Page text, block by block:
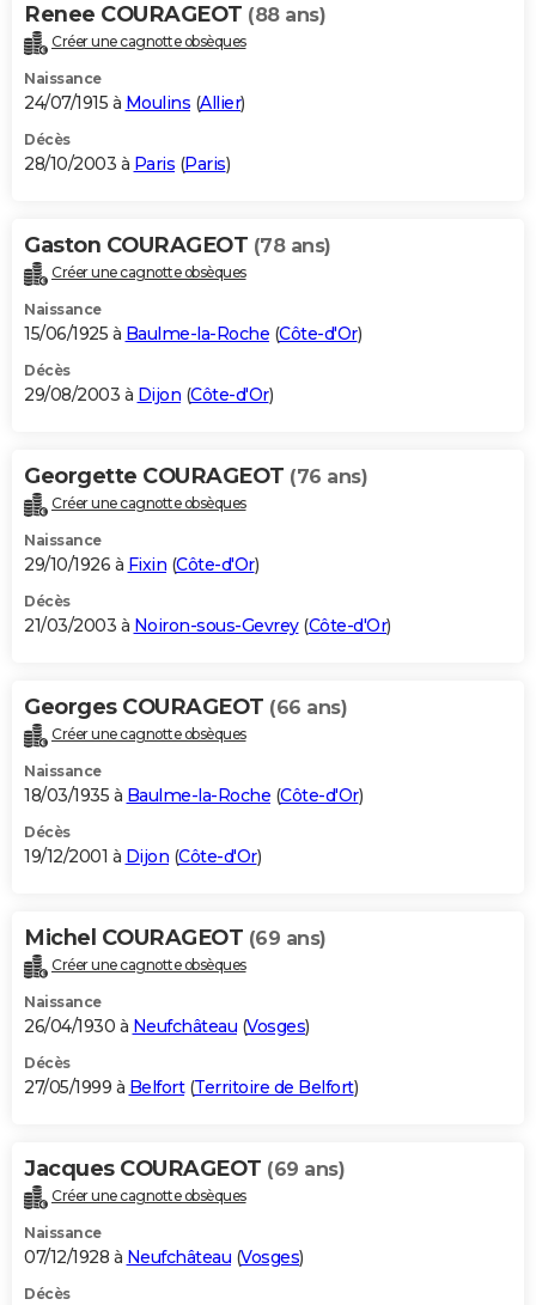
Renee COURAGEOT (88 ans)
Créer une cagnotte obsèques
Naissance
24/07/1915 à Moulins (Allier)
Décès
28/10/2003 à Paris (Paris)
Gaston COURAGEOT (78 ans)
Créer une cagnotte obsèques
Naissance
15/06/1925 à Baulme-la-Roche (Côte-d'Or)
Décès
29/08/2003 à Dijon (Côte-d'Or)
Georgette COURAGEOT (76 ans)
Créer une cagnotte obsèques
Naissance
29/10/1926 à Fixin (Côte-d'Or)
Décès
21/03/2003 à Noiron-sous-Gevrey(Côte-d'Or)
Georges COURAGEOT (66 ans)
Créer une cagnotte obsèques
Naissance
18/03/1935 à Baulme-la-Roche (Côte-d'Or)
Décès
19/12/2001 à Dijon (Côte-d'Or)
Michel COURAGEOT (69 ans)
Créer une cagnotte obsèques
Naissance
26/04/1930 à Neufchâteau (Vosges)
Décès
27/05/1999 à Belfort(Territoire de Belfort)
Jacques COURAGEOT (69 ans)
Créer une cagnotte obsèques
Naissance
07/12/1928 à Neufchâteau (Vosges)
Décès